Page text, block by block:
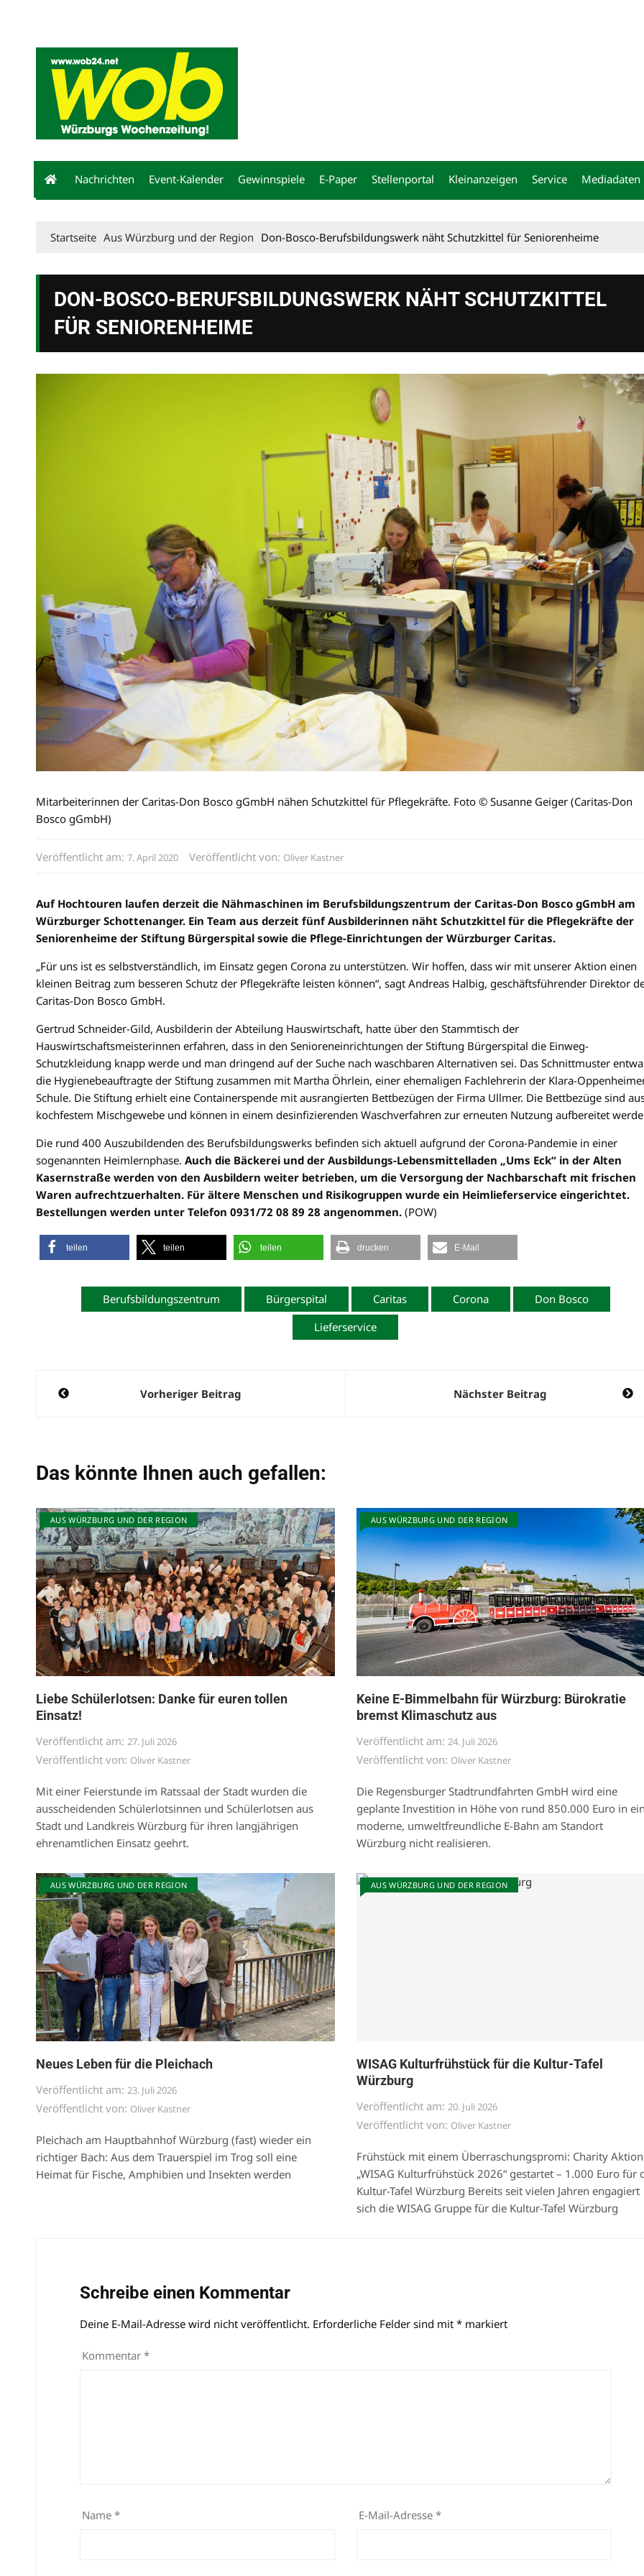
Nachrichten Event-Kalender Gewinnspiele E-Paper Stellenportal Kleinanzeigen Service Mediadaten
Startseite Aus Würzburg und der Region Don-Bosco-Berufsbildungswerk näht Schutzkittel für Seniorenheime
DON-BOSCO-BERUFSBILDUNGSWERK NÄHT SCHUTZKITTEL
FÜR SENIORENHEIME
Mitarbeiterinnen der Caritas-Don Bosco gGmbH nähen Schutzkittel für Pflegekräfte. Foto © Susanne Geiger (Caritas-Don
Bosco gGmbH)
Veröffentlicht am: 7. April 2020 Veröffentlicht von: Oliver Kastner
Auf Hochtouren laufen derzeit die Nähmaschinen im Berufsbildungszentrum der Caritas-Don Bosco gGmbH am
Würzburger Schottenanger. Ein Team aus derzeit fünf Ausbilderinnen näht Schutzkittel für die Pflegekräfte der
Seniorenheime der Stiftung Bürgerspital sowie die Pflege-Einrichtungen der Würzburger Caritas.
„Für uns ist es selbstverständlich, im Einsatz gegen Corona zu unterstützen. Wir hoffen, dass wir mit unserer Aktion einen
kleinen Beitrag zum besseren Schutz der Pflegekräfte leisten können“, sagt Andreas Halbig, geschäftsführender Direktor
Caritas-Don Bosco GmbH.
Gertrud Schneider-Gild, Ausbilderin der Abteilung Hauswirtschaft, hatte über den Stammtisch der
Hauswirtschaftsmeisterinnen erfahren, dass in den Senioreneinrichtungen der Stiftung Bürgerspital die Einweg-
Schutzkleidung knapp werde und man dringend auf der Suche nach waschbaren Alternativen sei. Das Schnittmuster
die Hygienebeauftragte der Stiftung zusammen mit Martha Öhrlein, einer ehemaligen Fachlehrerin der Klara-
Schule. Die Stiftung erhielt eine Containerspende mit ausrangierten Bettbezügen der Firma Ullmer. Die Bettbezüge sind
kochfestem Mischgewebe und können in einem desinfizierenden Waschverfahren zur erneuten Nutzung aufbereitet
Die rund 400 Auszubildenden des Berufsbildungswerks befinden sich aktuell aufgrund der Corona-Pandemie in einer
sogenannten Heimlernphase. Auch die Bäckerei und der Ausbildungs-Lebensmittelladen „Ums Eck“ in der Alten
Kasernstraße werden von den Ausbildern weiter betrieben, um die Versorgung der Nachbarschaft mit frischen
Waren aufrechtzuerhalten. Für ältere Menschen und Risikogruppen wurde ein Heimlieferservice eingerichtet.
Bestellungen werden unter Telefon 0931/72 08 89 28 angenommen. (POW)
teilen teilen teilen drucken E-Mail
Berufsbildungszentrum Bürgerspital Caritas Corona
Don Bosco
Lieferservice
Beitragsnavigation
Vorheriger Beitrag Nächster Beitrag
Das könnte Ihnen auch gefallen:
AUS WÜRZBURG UND DER REGION
Liebe Schülerlotsen: Danke für euren tollen
Einsatz!
Veröffentlicht am: 27. Juli 2026
Veröffentlicht von: Oliver Kastner
Mit einer Feierstunde im Ratssaal der Stadt wurden die
ausscheidenden Schülerlotsinnen und Schülerlotsen aus
Stadt und Landkreis Würzburg für ihren langjährigen
ehrenamtlichen Einsatz geehrt.
AUS WÜRZBURG UND DER REGION
Keine E-Bimmelbahn für Würzburg: Bürokratie
bremst Klimaschutz aus
Veröffentlicht am: 24. Juli 2026
Veröffentlicht von: Oliver Kastner
Die Regensburger Stadtrundfahrten GmbH wird eine
geplante Investition in Höhe von rund 850.000 Euro in
moderne, umweltfreundliche E-Bahn am Standort
Würzburg nicht realisieren.
AUS WÜRZBURG UND DER REGION
Neues Leben für die Pleichach
Veröffentlicht am: 23. Juli 2026
Veröffentlicht von: Oliver Kastner
Pleichach am Hauptbahnhof Würzburg (fast) wieder ein
richtiger Bach: Aus dem Trauerspiel im Trog soll eine
Heimat für Fische, Amphibien und Insekten werden
AUS WÜRZBURG UND DER REGION
WISAG Kulturfrühstück für die Kultur-Tafel
Würzburg
Veröffentlicht am: 20. Juli 2026
Veröffentlicht von: Oliver Kastner
Frühstück mit einem Überraschungspromi: Charity Aktion
„WISAG Kulturfrühstück 2026“ gestartet – 1.000 Euro für
Kultur-Tafel Würzburg Bereits seit vielen Jahren engagiert
sich die WISAG Gruppe für die Kultur-Tafel Würzburg
Schreibe einen Kommentar
Deine E-Mail-Adresse wird nicht veröffentlicht. Erforderliche Felder sind mit * markiert
Kommentar *
Name * E-Mail-Adresse *
Alternative: